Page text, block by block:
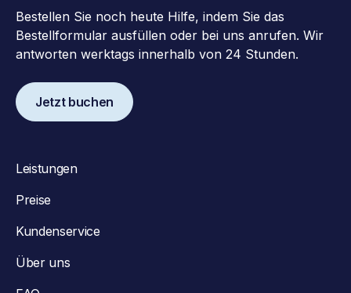
Bestellen Sie noch heute Hilfe, indem Sie das
Bestellformular ausfüllen oder bei uns anrufen. Wir
antworten werktags innerhalb von 24 Stunden.
Jetzt buchen
Leistungen
Preise
Kundenservice
Über uns